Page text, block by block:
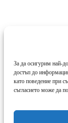
За да осигурим най-
достъп до
като поведение при
съгласието може да